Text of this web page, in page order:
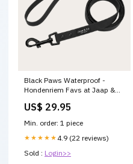
Black Paws Waterproof -
Hondenriem Favs at Jaap &
US$ 29.95
Min. order: 1 piece
★★★★★ 4.9 (22 reviews)
Sold : Login>>